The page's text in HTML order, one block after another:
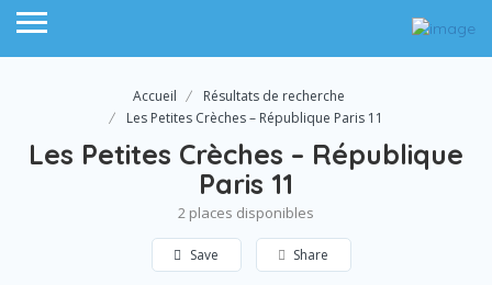
Accueil
Résultats de recherche
Les Petites Crèches – République Paris 11
Les Petites Crèches – République
Paris 11
2 places disponibles
Save Share